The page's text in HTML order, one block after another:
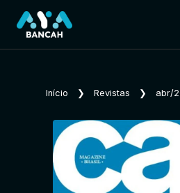
Início ❯ Revistas ❯ abr/